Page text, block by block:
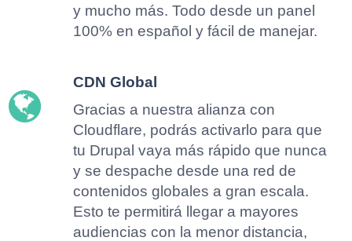
y mucho más. Todo desde un panel
100% en español y fácil de manejar.
CDN Global
Gracias a nuestra alianza con
Cloudflare, podrás activarlo para que
tu Drupal vaya más rápido que nunca
y se despache desde una red de
contenidos globales a gran escala.
Esto te permitirá llegar a mayores
audiencias con la menor distancia,